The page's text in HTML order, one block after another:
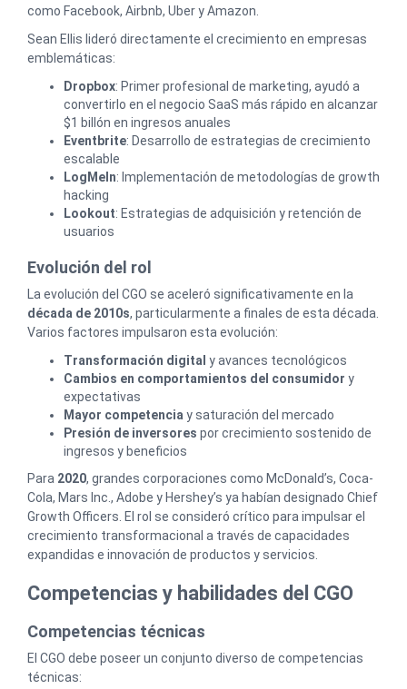
como Facebook, Airbnb, Uber y Amazon.
Sean Ellis lideró directamente el crecimiento en empresas
emblemáticas:
Dropbox: Primer profesional de marketing, ayudó a
convertirlo en el negocio SaaS más rápido en alcanzar
$1 billón en ingresos anuales
Eventbrite: Desarrollo de estrategias de crecimiento
escalable
LogMeIn: Implementación de metodologías de growth
hacking
Lookout: Estrategias de adquisición y retención de
usuarios
Evolución del rol
La evolución del CGO se aceleró significativamente en la
década de 2010s, particularmente a finales de esta década.
Varios factores impulsaron esta evolución:
Transformación digital y avances tecnológicos
Cambios en comportamientos del consumidor y
expectativas
Mayor competencia y saturación del mercado
Presión de inversores por crecimiento sostenido de
ingresos y beneficios
Para 2020, grandes corporaciones como McDonald’s, Coca-
Cola, Mars Inc., Adobe y Hershey’s ya habían designado Chief
Growth Officers. El rol se consideró crítico para impulsar el
crecimiento transformacional a través de capacidades
expandidas e innovación de productos y servicios.
Competencias y habilidades del CGO
Competencias técnicas
El CGO debe poseer un conjunto diverso de competencias
técnicas: